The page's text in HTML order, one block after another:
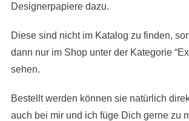
Designerpapiere dazu.
Diese sind nicht im Katalog zu finden,
dann nur im Shop unter der Kategorie
sehen.
Bestellt werden können sie natürlich
auch bei mir und ich füge Dich gerne zu